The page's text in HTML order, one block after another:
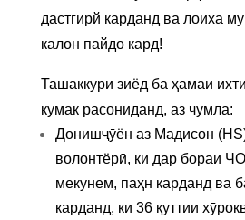
дастгирй карданд ва лоиха
калон пайдо кард!
Ташаккури зиёд ба ҳамаи
кӯмак расониданд, аз чумла:
Донишҷӯён аз Мадисон
волонтёрӣ, ки дар бораи
мекунем, паҳн карданд ва
карданд, ки 36 қуттии